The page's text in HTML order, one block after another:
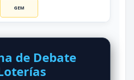
GEM
de Debate